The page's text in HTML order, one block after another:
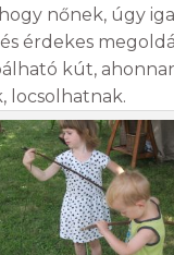
nőnek, úgy
érdekes
kút,
locsolhatnak.